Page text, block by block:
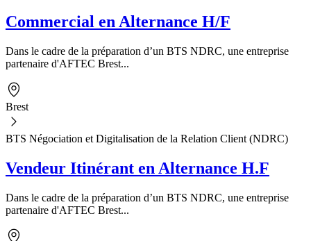
Commercial en Alternance H/F
Dans le cadre de la préparation d’un BTS NDRC, une entreprise
partenaire d'AFTEC Brest...
Brest
BTS Négociation et Digitalisation de la Relation Client (NDRC)
Vendeur Itinérant en Alternance H.F
Dans le cadre de la préparation d’un BTS NDRC, une entreprise
partenaire d'AFTEC Brest...